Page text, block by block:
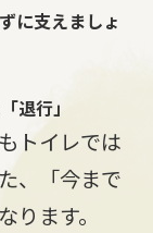
に支えましょ
退行」
トイレでは
、「今まで
ます。